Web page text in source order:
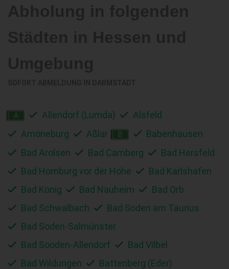
A Allendorf (Lumda)
Alsfeld
Amöneburg
Aßlar B
Babenhausen
Bad Arolsen
Bad Camberg
Bad Hersfeld
Bad Homburg vor der Höhe
Bad Karlshafen
Bad König
Bad Nauheim
Bad Orb
Bad Schwalbach
Bad Soden am Taunus
Bad Soden-Salmünster
Bad Sooden-Allendorf
Bad Vilbel
Bad Wildungen
Battenberg (Eder)